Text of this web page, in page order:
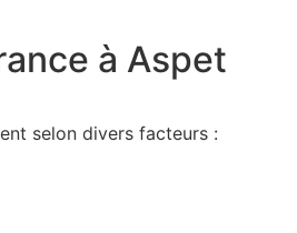
à Aspet
selon divers facteurs :